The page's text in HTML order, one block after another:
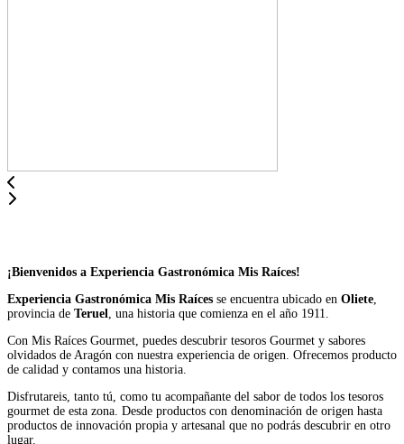
¡Bienvenidos a Experiencia Gastronómica Mis Raíces!
Experiencia Gastronómica Mis Raíces se encuentra ubicado en Oliete
provincia de Teruel
, una historia que comienza en el año 1911.
Con Mis Raíces Gourmet, puedes descubrir tesoros Gourmet y sabores
olvidados de Aragón con nuestra experiencia de origen. Ofrecemos producto
de calidad y contamos una historia.
Disfrutareis, tanto tú, como tu acompañante del sabor de todos los tesoros
gourmet de esta zona. Desde productos con denominación de origen hasta
productos de innovación propia y artesanal que no podrás descubrir en otro
lugar.